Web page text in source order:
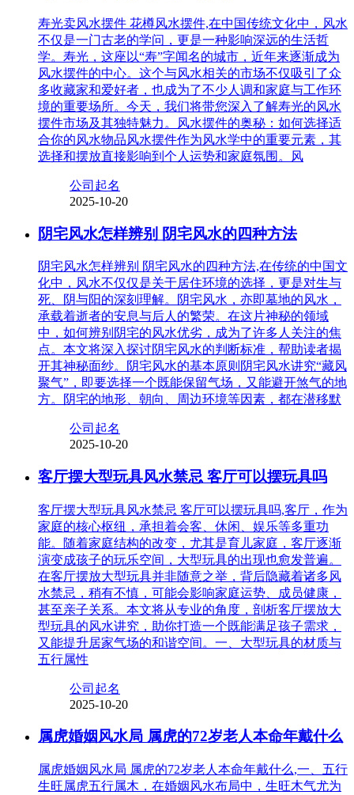
寿光卖风水摆件 花樽风水摆件,在中国传统文化中，风水
不仅是一门古老的学问，更是一种影响深远的生活哲
学。寿光，这座以“寿”字闻名的城市，近年来逐渐成为
风水摆件的中心。这个与风水相关的市场不仅吸引了众
多收藏家和爱好者，也成为了不少人调和家庭与工作环
境的重要场所。今天，我们将带您深入了解寿光的风水
摆件市场及其独特魅力。风水摆件的奥秘：如何选择适
合你的风水物品风水摆件作为风水学中的重要元素，其
选择和摆放直接影响到个人运势和家庭氛围。风
公司起名
2025-10-20
阴宅风水怎样辨别 阴宅风水的四种方法
阴宅风水怎样辨别 阴宅风水的四种方法,在传统的中国文
化中，风水不仅仅是关于居住环境的选择，更是对生与
死、阴与阳的深刻理解。阴宅风水，亦即墓地的风水，
承载着逝者的安息与后人的繁荣。在这片神秘的领域
中，如何辨别阴宅的风水优劣，成为了许多人关注的焦
点。本文将深入探讨阴宅风水的判断标准，帮助读者揭
开其神秘面纱。阴宅风水的基本原则阴宅风水讲究“藏风
聚气”，即要选择一个既能保留气场，又能避开煞气的地
方。阴宅的地形、朝向、周边环境等因素，都在潜移默
公司起名
2025-10-20
客厅摆大型玩具风水禁忌 客厅可以摆玩具吗
客厅摆大型玩具风水禁忌 客厅可以摆玩具吗,客厅，作为
家庭的核心枢纽，承担着会客、休闲、娱乐等多重功
能。随着家庭结构的改变，尤其是育儿家庭，客厅逐渐
演变成孩子的玩乐空间，大型玩具的出现也愈发普遍。
在客厅摆放大型玩具并非随意之举，背后隐藏着诸多风
水禁忌，稍有不慎，可能会影响家庭运势、成员健康，
甚至亲子关系。本文将从专业的角度，剖析客厅摆放大
型玩具的风水讲究，助你打造一个既能满足孩子需求，
又能提升居家气场的和谐空间。一、大型玩具的材质与
五行属性
公司起名
2025-10-20
属虎婚姻风水局 属虎的72岁老人本命年戴什么
属虎婚姻风水局 属虎的72岁老人本命年戴什么,一、五行
生旺属虎五行属木，在婚姻风水布局中，生旺木气尤为